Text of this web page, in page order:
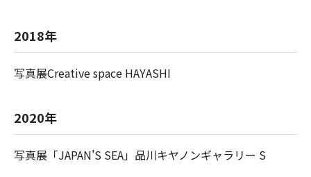
2018年
写真展Creative space HAYASHI
2020年
写真展「JAPAN'S SEA」品川キヤノンギャラリー S